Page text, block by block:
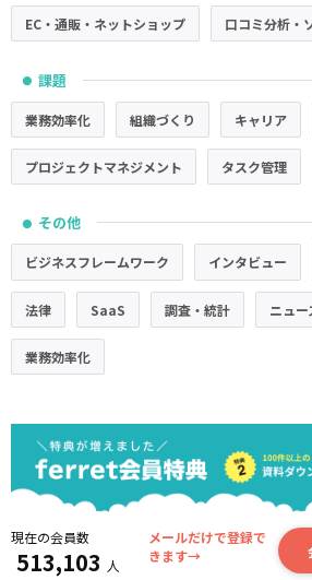
EC・通販・ネットショップ 口コミ分析・
● 課題
業務効率化 組織づくり キャリア
プロジェクトマネジメント タスク管理
● その他
ビジネスフレームワーク インタビュー
法律 SaaS 調査・統計 ニュー
業務効率化
現在の会員数
513,103 人
メールだけで登録で
きます→